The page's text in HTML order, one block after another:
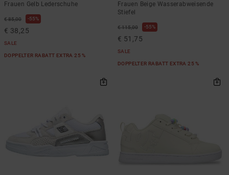
Frauen Gelb Lederschuhe
€ 85,00 55%
€ 38,25
SALE
DOPPELTER RABATT EXTRA 25 %
Frauen Beige Wasserabweisende
Stiefel
€ 115,00 55%
€ 51,75
SALE
DOPPELTER RABATT EXTRA 25 %